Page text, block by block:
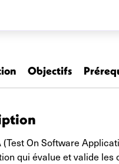
Objectifs
(Test On Software
qui évalue et valide les